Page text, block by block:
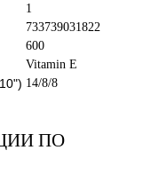
1
733739031822
600
Vitamin E
14/8/8
ПО